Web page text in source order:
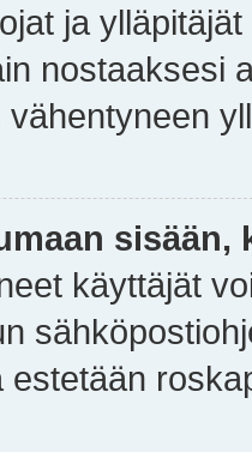
ja
nostaaksesi
sisään,
käyttäjät
estetään